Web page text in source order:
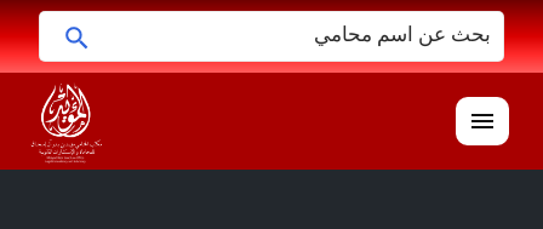
البحث
عن:
القائمة